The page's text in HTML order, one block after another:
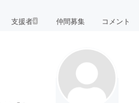
支援者4 仲間募集 コメント